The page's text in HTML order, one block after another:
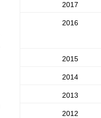
2017
2016
2015
2014
2013
2012